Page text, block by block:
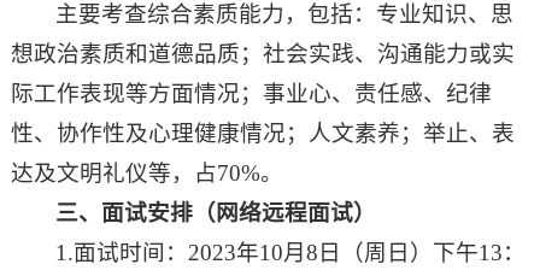
主要考查综合素质能力，包括：专业知识、思
想政治素质和道德品质；社会实践、沟通能力或实
际工作表现等方面情况；事业心、责任感、纪律
性、协作性及心理健康情况；人文素养；举止、表
达及文明礼仪等，占70%。
三、面试安排（网络远程面试）
1.面试时间：2023年10月8日（周日）下午13：